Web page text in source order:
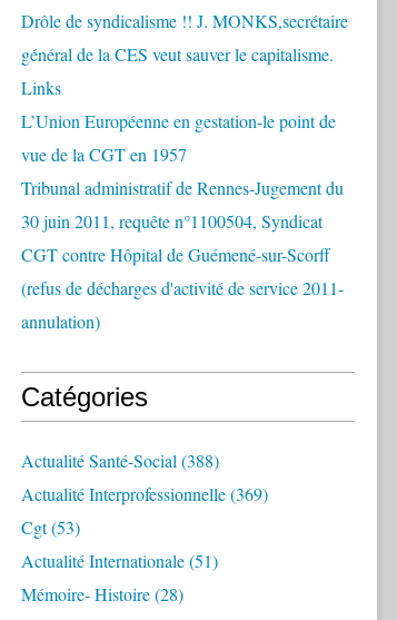
Drôle de syndicalisme !! J. MONKS,secrétaire
général de la CES veut sauver le capitalisme.
Links
L’Union Européenne en gestation-le point de
vue de la CGT en 1957
Tribunal administratif de Rennes-Jugement du
30 juin 2011, requête n°1100504, Syndicat
CGT contre Hôpital de Guémené-sur-Scorff
(refus de décharges d'activité de service 2011-
annulation)
Catégories
Actualité Santé-Social (388)
Actualité Interprofessionnelle(369)
Cgt(53)
Actualité Internationale(51)
Mémoire- Histoire(28)